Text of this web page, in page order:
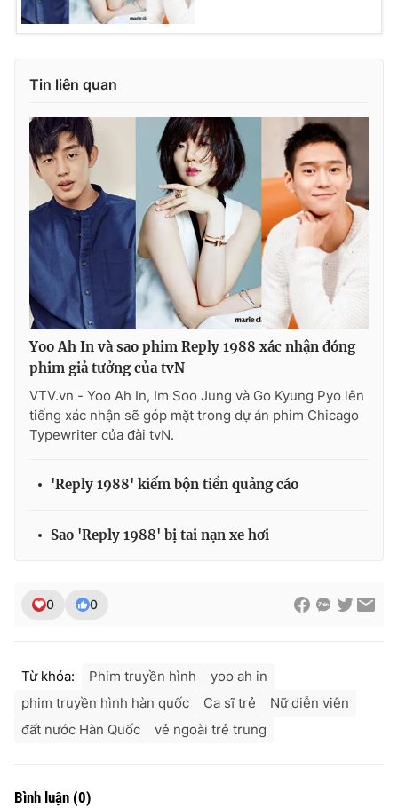
Tin liên quan
Yoo Ah In và sao phim Reply 1988 xác nhận đóng
phim giả tưởng của tvN
VTV.vn - Yoo Ah In, Im Soo Jung và Go Kyung Pyo lên
tiếng xác nhận sẽ góp mặt trong dự án phim Chicago
Typewriter của đài tvN.
'Reply 1988' kiếm bộn tiền quảng cáo
Sao 'Reply 1988' bị tai nạn xe hơi
0 0
Từ khóa: Phim truyền hình
yoo ah in
phim truyền hình hàn quốc
Ca sĩ trẻ
Nữ diễn viên
đất nước Hàn Quốc
vẻ ngoài trẻ trung
Bình luận (0)